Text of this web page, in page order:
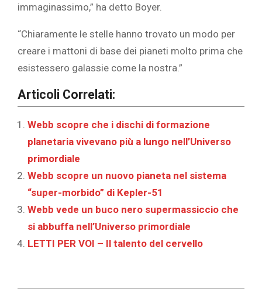
immaginassimo,” ha detto Boyer.
“Chiaramente le stelle hanno trovato un modo per
creare i mattoni di base dei pianeti molto prima che
esistessero galassie come la nostra.”
Articoli Correlati:
Webb scopre che i dischi di formazione
planetaria vivevano più a lungo nell’Universo
primordiale
Webb scopre un nuovo pianeta nel sistema
“super-morbido” di Kepler-51
Webb vede un buco nero supermassiccio che
si abbuffa nell’Universo primordiale
LETTI PER VOI – Il talento del cervello